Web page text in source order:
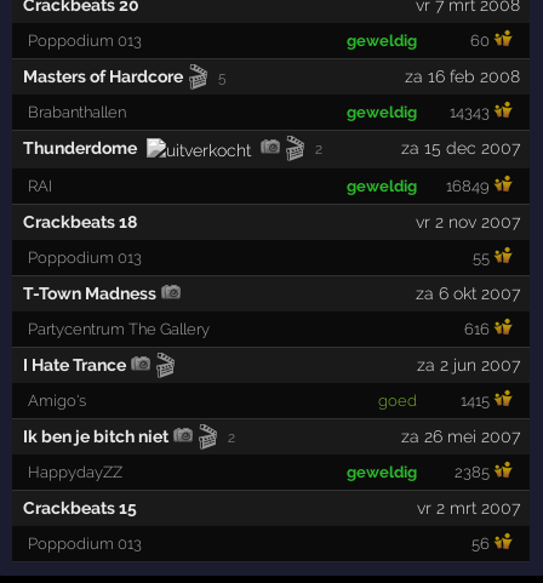
Crackbeats 20 vr 7 mrt 2008
Poppodium 013 geweldig 60
Masters of Hardcore 🎬 5 za 16 feb 2008
Brabanthallen geweldig 14343
Thunderdome 🎬 2 za 15 dec 2007
RAI geweldig 16849
Crackbeats 18 vr 2 nov 2007
Poppodium 013 55
T-Town Madness za 6 okt 2007
Partycentrum The Gallery 616
I Hate Trance 🎬 za 2 jun 2007
Amigo's goed 1415
Ik ben je bitch niet 🎬 2 za 26 mei 2007
HappydayZZ geweldig 2385
Crackbeats 15 vr 2 mrt 2007
Poppodium 013 56